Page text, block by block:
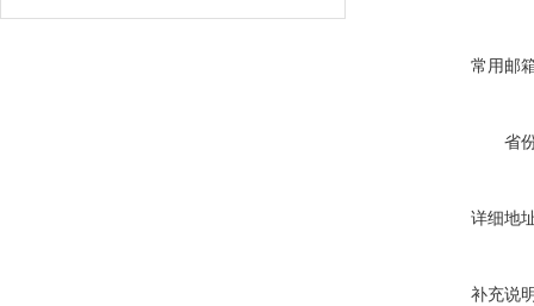
常用邮
省
详细地
补充说